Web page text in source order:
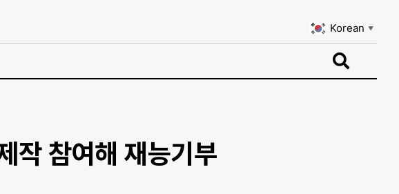
Korean ▼
작 참여해 재능기부